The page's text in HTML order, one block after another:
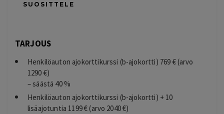
SUOSITTELE
TARJOUS
Henkilöauton ajokorttikurssi (b-ajokortti) 769 € (arvo
1290 €)
– säästä 40 %
Henkilöauton ajokorttikurssi (b-ajokortti) + 10
lisäajotuntia 1199 € (arvo 2040 €)